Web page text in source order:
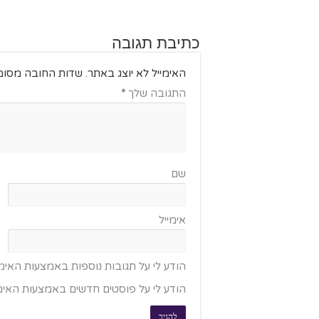
כתיבת תגובה
האימייל לא יוצג באתר. שדות החובה
התגובה שלך *
שם
אימייל
הודע לי על תגובות נוספות באמצעות
הודע לי על פוסטים חדשים באמצעות